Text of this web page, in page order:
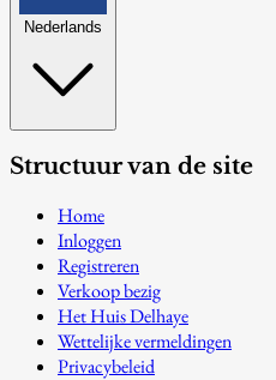
Nederlands
Structuur van de site
Home
Inloggen
Registreren
Verkoop bezig
Het Huis Delhaye
Wettelijke vermeldingen
Privacybeleid